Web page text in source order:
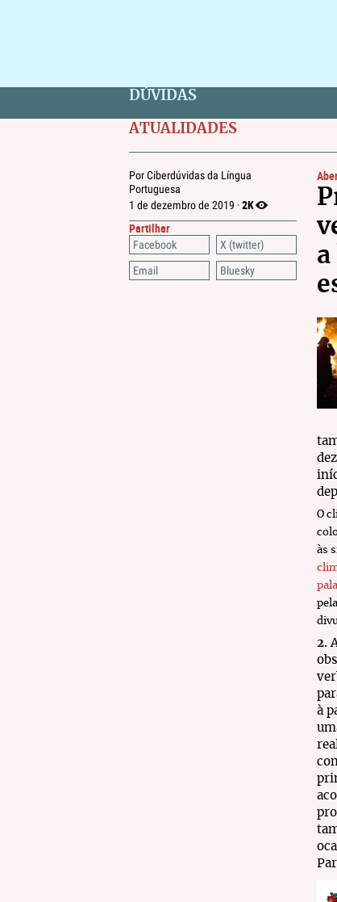
DÚVIDAS
ATUALIDADES
Por Ciberdúvidas da Língua
Portuguesa
1 de dezembro de 2019 ·2K
Partilhar
Facebook
X (twitter)
Email
Bluesky
a
O
às
2.
à